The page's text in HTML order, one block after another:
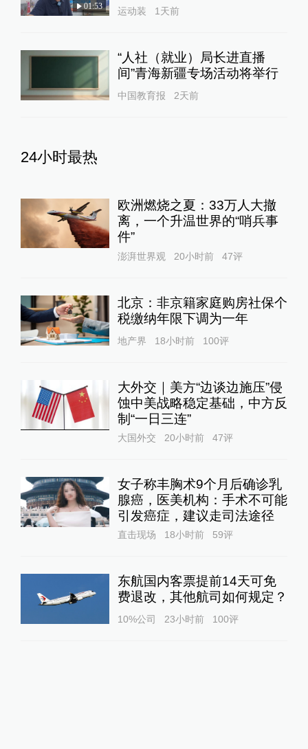
01:53 运动装 1天前
“人社（就业）局长进直播
间”青海新疆专场活动将举行
中国教育报 2天前
24小时最热
欧洲燃烧之夏：33万人大撤
离，一个升温世界的“哨兵事
件”
澎湃世界观 20小时前 47评
北京：非京籍家庭购房社保个
税缴纳年限下调为一年
地产界 18小时前 100评
大外交｜美方“边谈边施压”侵
蚀中美战略稳定基础，中方反
制“一日三连”
大国外交 20小时前 47评
女子称丰胸术9个月后确诊乳
腺癌，医美机构：手术不可能
引发癌症，建议走司法途径
直击现场 18小时前 59评
东航国内客票提前14天可免
费退改，其他航司如何规定？
10%公司 23小时前 100评